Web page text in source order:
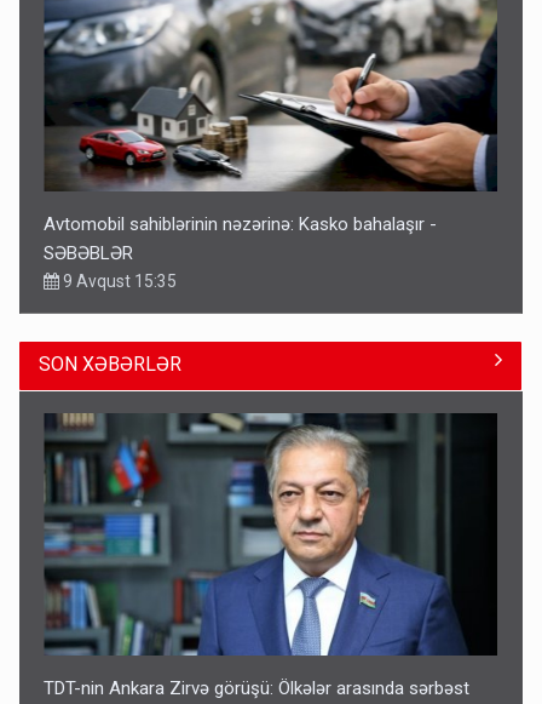
Avtomobil sahiblərinin nəzərinə: Kasko bahalaşır -
SƏBƏBLƏR
9 Avqust 15:35
Bu şəxslərin müavinəti LƏĞV EDİLƏCƏK
11:46
SON XƏBƏRLƏR
TDT-nin Ankara Zirvə görüşü: Ölkələr arasında sərbəst